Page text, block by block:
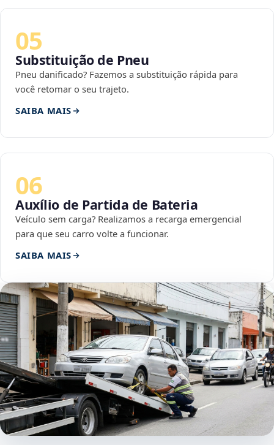
05
Substituição de Pneu
Pneu danificado? Fazemos a substituição rápida para
você retomar o seu trajeto.
SAIBA MAIS
06
Auxílio de Partida de Bateria
Veículo sem carga? Realizamos a recarga emergencial
para que seu carro volte a funcionar.
SAIBA MAIS